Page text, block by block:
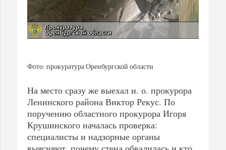
Фото: прокуратура Оренбургской области
На место сразу же выехал и. о. прокурора
Ленинского района Виктор Рекус. По
поручению областного прокурора Игоря
Крушинского началась проверка:
специалисты и надзорные органы